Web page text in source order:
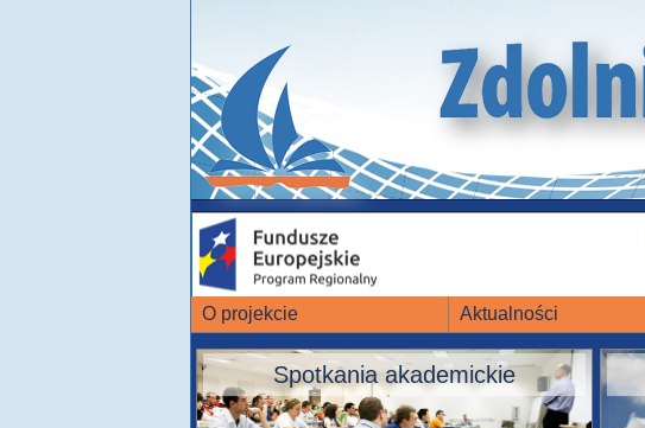
O projekcie Aktualności
Spotkania akademickie